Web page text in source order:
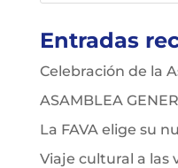
Entradas
Celebración de la
ASAMBLEA
La FAVA elige su
Viaje cultural a las